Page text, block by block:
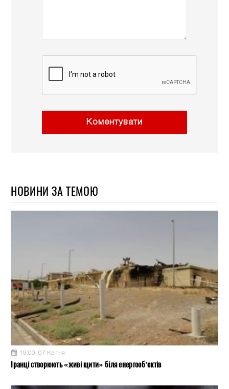
Коментувати
НОВИНИ ЗА ТЕМОЮ
19:00, 07 Квітня
Іранці створюють «живі щити» біля енергооб’єктів